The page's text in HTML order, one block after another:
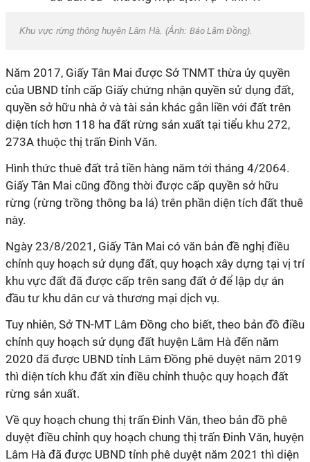
Khu vực rừng thông huyện Lâm Hà. (Ảnh: Báo Lâm Đồng).
Năm 2017, Giấy Tân Mai được Sở TNMT thừa ủy quyền
của UBND tỉnh cấp Giấy chứng nhận quyền sử dụng đất,
quyền sở hữu nhà ở và tài sản khác gắn liền với đất trên
diện tích hơn 118 ha đất rừng sản xuất tại tiểu khu 272,
273A thuộc thị trấn Đinh Văn.
Hình thức thuê đất trả tiền hàng năm tới tháng 4/2064.
Giấy Tân Mai cũng đồng thời được cấp quyền sở hữu
rừng (rừng trồng thông ba lá) trên phần diện tích đất thuê
này.
Ngày 23/8/2021, Giấy Tân Mai có văn bản đề nghị điều
chỉnh quy hoạch sử dụng đất, quy hoạch xây dựng tại vị trí
khu vực đất đã được cấp trên sang đất ở để lập dự án
đầu tư khu dân cư và thương mại dịch vụ.
Tuy nhiên, Sở TN-MT Lâm Đồng cho biết, theo bản đồ điều
chỉnh quy hoạch sử dụng đất huyện Lâm Hà đến năm
2020 đã được UBND tỉnh Lâm Đồng phê duyệt năm 2019
thì diện tích khu đất xin điều chỉnh thuộc quy hoạch đất
rừng sản xuất.
Về quy hoạch chung thị trấn Đinh Văn, theo bản đồ phê
duyệt điều chỉnh quy hoạch chung thị trấn Đinh Văn, huyện
Lâm Hà đã được UBND tỉnh phê duyệt năm 2021 thì diện